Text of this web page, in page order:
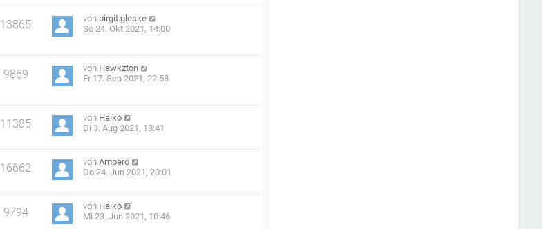
13865
von birgit.gleske
So 24. Okt 2021, 14:00
9869
von Hawkzton
Fr 17. Sep 2021, 22:58
11385
von Haiko
Di 3. Aug 2021, 18:41
16662
vonAmpero
Do 24. Jun 2021, 20:01
9794
von Haiko
Mi 23. Jun 2021, 10:46